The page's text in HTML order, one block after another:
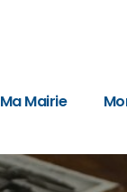
Ma Mairie